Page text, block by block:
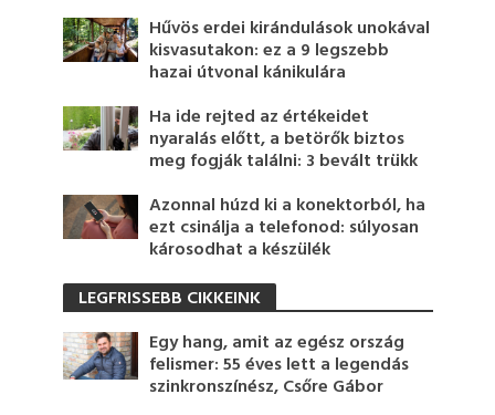
Hűvös erdei kirándulások unokával
kisvasutakon: ez a 9 legszebb
hazai útvonal kánikulára
Ha ide rejted az értékeidet
nyaralás előtt, a betörők biztos
meg fogják találni: 3 bevált trükk
Azonnal húzd ki a konektorból, ha
ezt csinálja a telefonod: súlyosan
károsodhat a készülék
LEGFRISSEBB CIKKEINK
Egy hang, amit az egész ország
felismer: 55 éves lett a legendás
szinkronszínész, Csőre Gábor